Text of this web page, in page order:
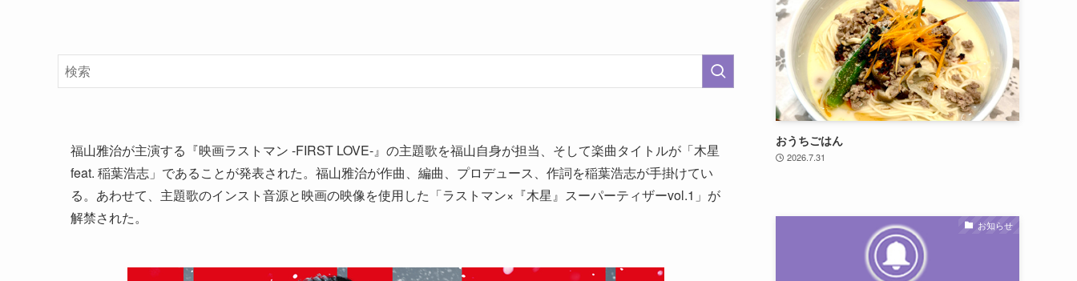
福山雅治が主演する『映画ラストマン -FIRST LOVE-』の主題歌を福山自身が担当、そして楽曲タイトルが「木星
feat. 稲葉浩志」であることが発表された。福山雅治が作曲、編曲、プロデュース、作詞を稲葉浩志が手掛けてい
る。あわせて、主題歌のインスト音源と映画の映像を使用した「ラストマン×『木星』スーパーティザーvol.1」が
解禁された。
おうちごはん
2026.7.31
お知らせ